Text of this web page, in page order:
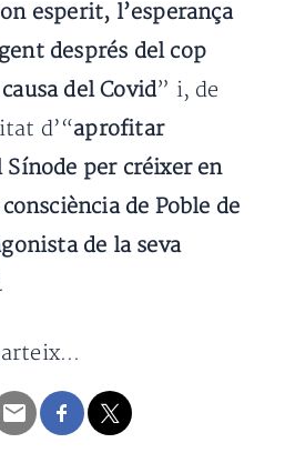
esperit, l’esperança
després del cop
del Covid” i, de
d’“aprofitar
Sínode per créixer en
de Poble de
de la seva